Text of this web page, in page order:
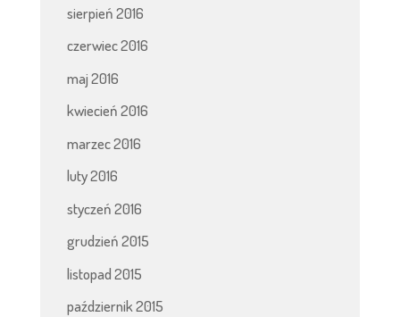
sierpień 2016
czerwiec 2016
maj 2016
kwiecień 2016
marzec 2016
luty 2016
styczeń 2016
grudzień 2015
listopad 2015
październik 2015